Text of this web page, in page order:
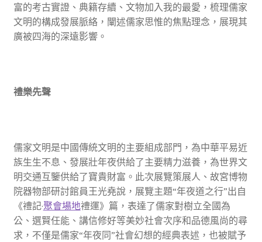
富的考古實證、典籍存續、文物加入我的最愛，梳理儒家
文明的構成發展脈絡，闡述儒家思惟的焦點理念，展現其
廣被四海的深遠影響。
禮樂先聲
儒家文明是中國傳統文明的主要組成部門，為中華平易近
族生生不息、發展壯年夜供給了主要精力滋養，為世界文
明交通互鑒供給了寶貴財富。此次展覽策展人、故宮博物
院器物部研討館員王光堯說，展覽主題“年夜道之行”出自
《禮記·聚會場地禮運》篇，表達了儒家對樹立全國為
公、選賢任能、講信修好等美妙社會次序和品德風尚的尋
求，不僅是儒家“年夜同”社會幻想的經典表述，也被賦予